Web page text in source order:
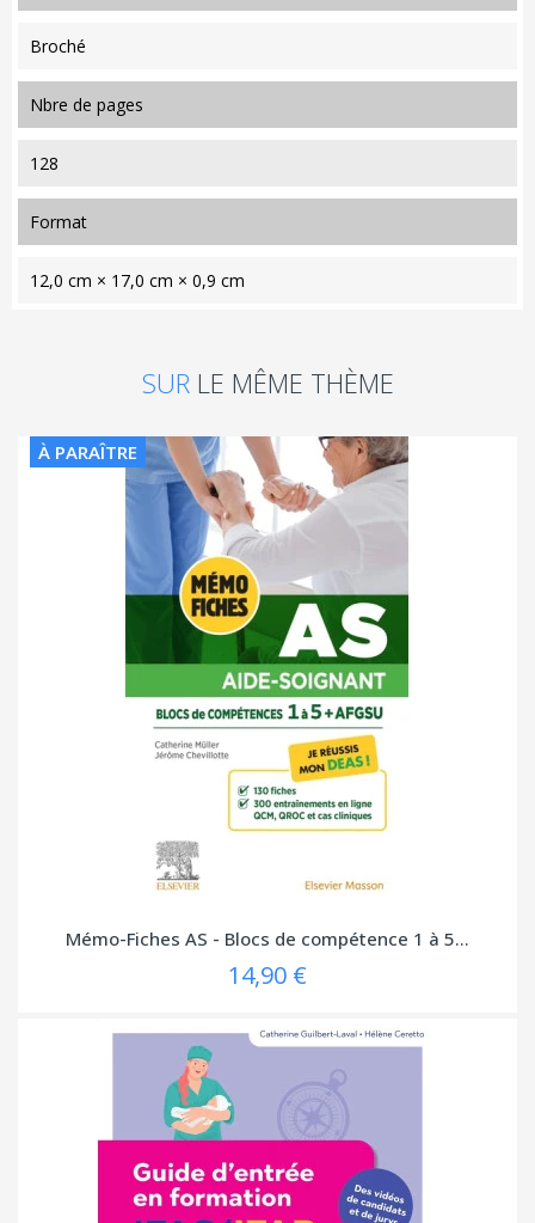
Broché
nbre de pages
128
format
12,0 cm × 17,0 cm × 0,9 cm
SUR LE MÊME THÈME
À PARAÎTRE
Mémo-Fiches AS - Blocs de compétence 1 à 5...
14,90 €